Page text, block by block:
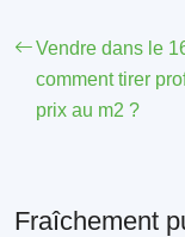
Vendre dans le
comment tirer
prix au m2 ?
Fraîchement